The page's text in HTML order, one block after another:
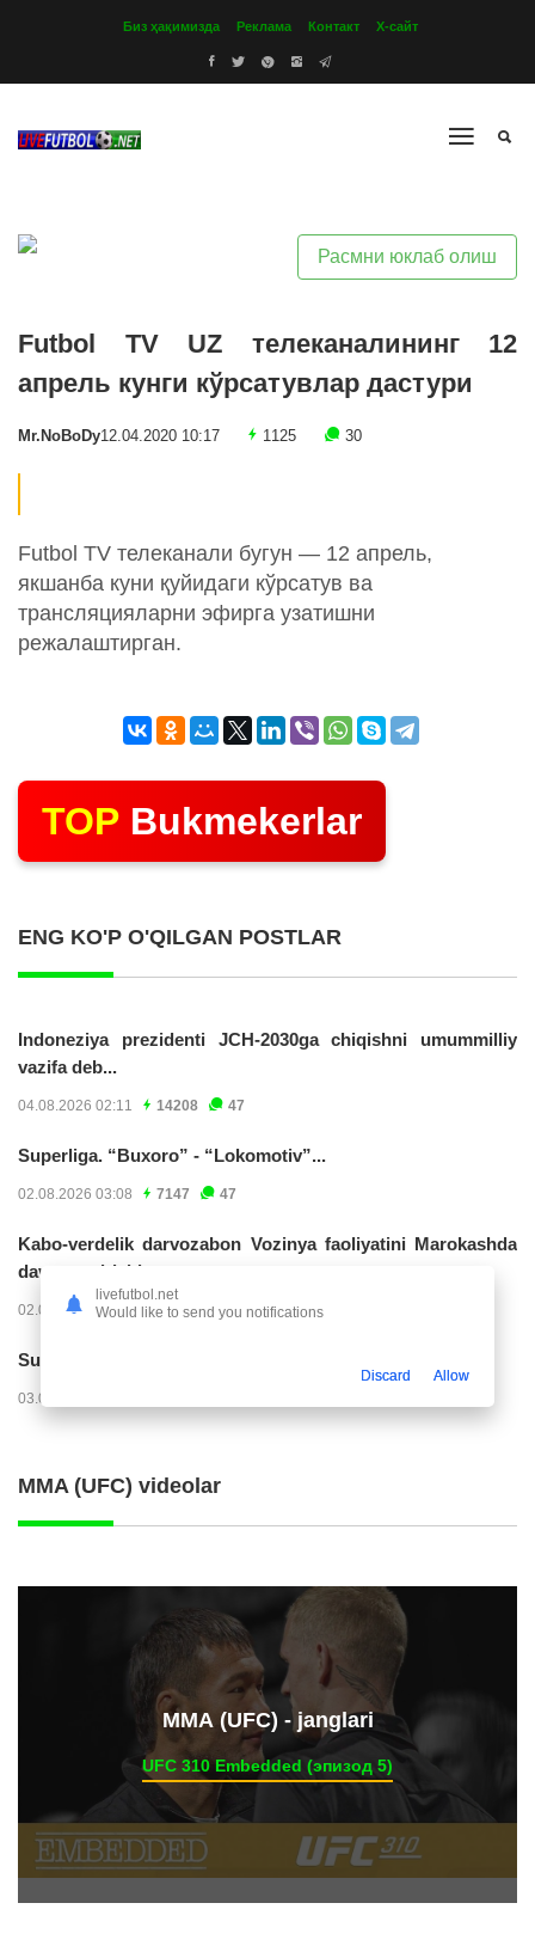
Биз ҳақимизда Реклама Контакт Х-сайт
Расмни юклаб олиш
Futbol TV UZ телеканалининг 12
апрель кунги кўрсатувлар дастури
Mr.NoBoDy12.04.2020 10:17 1125 30
Futbol TV телеканали бугун — 12 апрель,
якшанба куни қуйидаги кўрсатув ва
трансляцияларни эфирга узатишни
режалаштирган.
TOP Bukmekerlar
ENG KO'P O'QILGAN POSTLAR
Indoneziya prezidenti JCH-2030ga chiqishni umummilliy
vazifa deb...
04.08.2026 02:11 14208 47
Superliga. “Buxoro” - “Lokomotiv”...
02.08.2026 03:08 7147 47
Kabo-verdelik darvozabon Vozinya faoliyatini Marokashda
davom ettirishi...
02.08.2026 01:08 3891 47
Superliga. "Dinamo" – "Neftchi" (matnli...
03.08.2026 20:32
MMA (UFC) videolar
ММА (UFC) - janglari
UFC 310 Embedded (эпизод 5)
livefutbol.net
Would like to send you notifications
Discard Allow